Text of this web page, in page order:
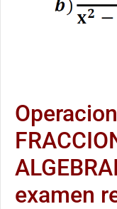
examen